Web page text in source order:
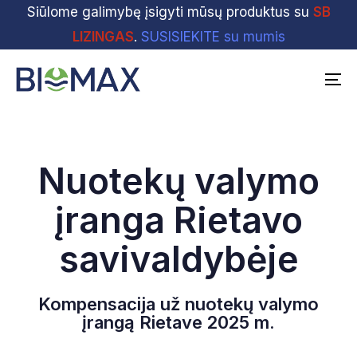
Skip
navigation
Siūlome galimybę įsigyti mūsų produktus su SB
LIZINGAS. SUSISIEKITE su mumis
Nuotekų valymo
įranga Rietavo
savivaldybėje
Kompensacija už nuotekų valymo
įrangą Rietave 2025 m.